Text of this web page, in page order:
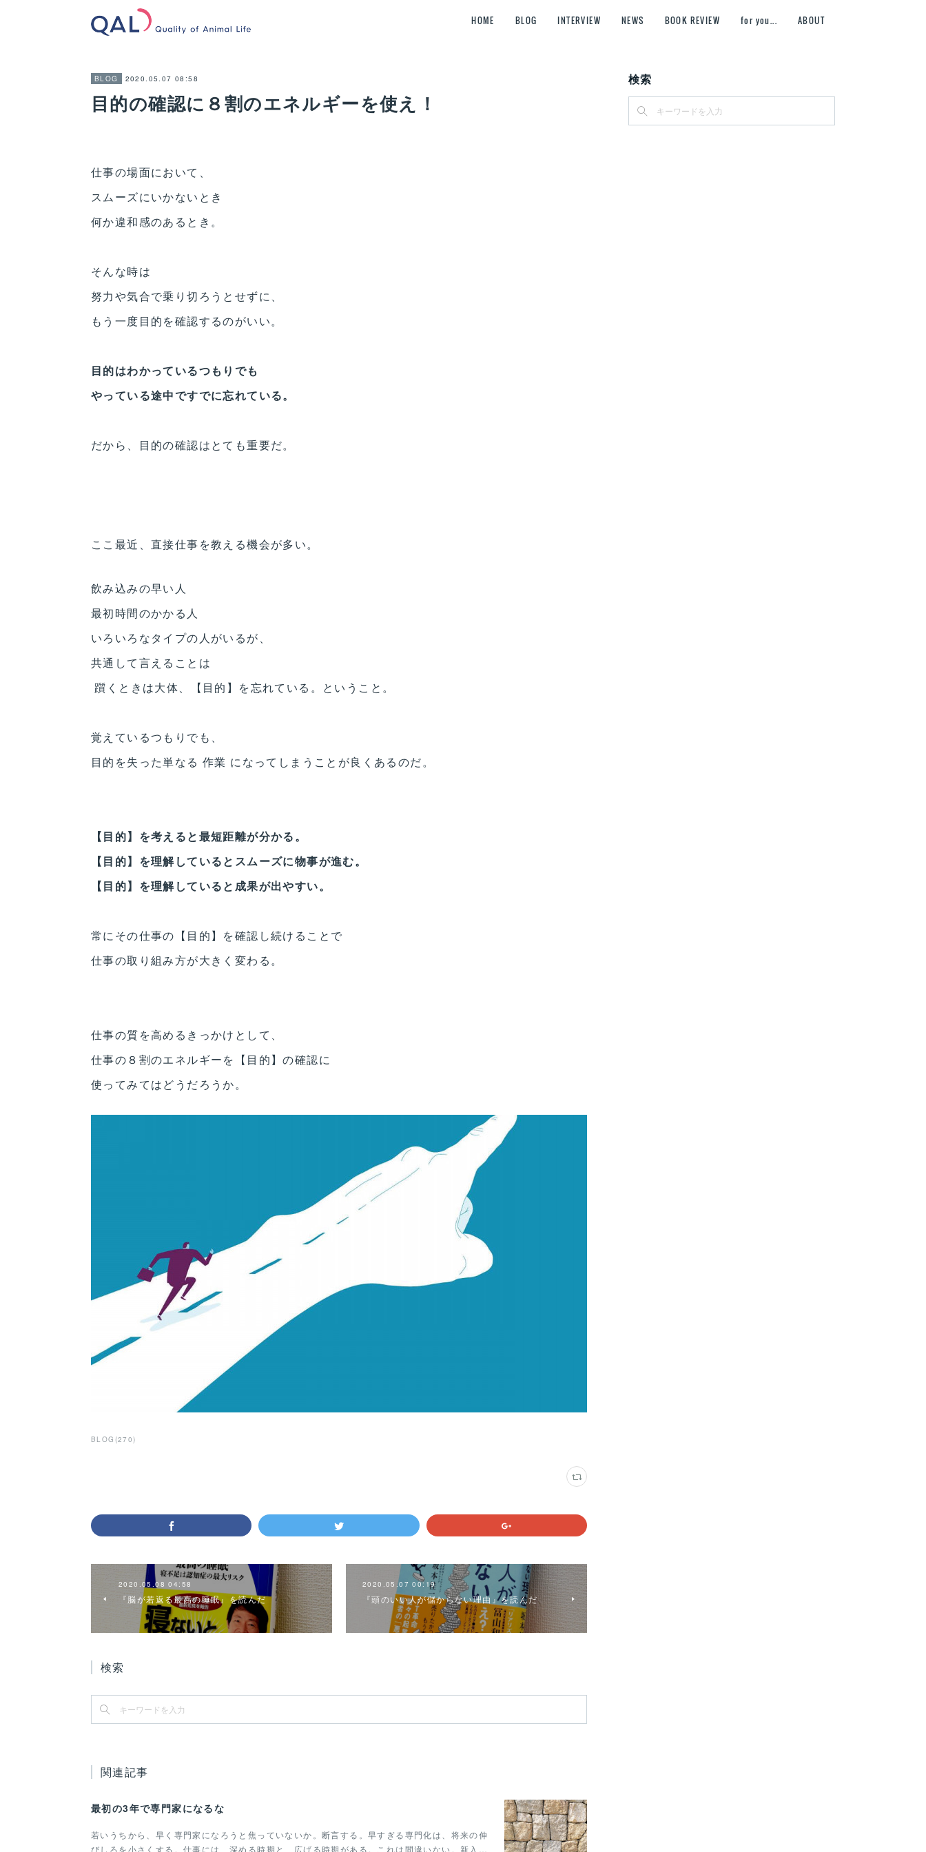
HOME BLOG INTERVIEW NEWS BOOK REVIEW for you... ABOUT
BLOG 2020.05.07 08:58
目的の確認に８割のエネルギーを使え！
仕事の場面において、
スムーズにいかないとき
何か違和感のあるとき。
そんな時は
努力や気合で乗り切ろうとせずに、
もう一度目的を確認するのがいい。
目的はわかっているつもりでも
やっている途中ですでに忘れている。
だから、目的の確認はとても重要だ。
ここ最近、直接仕事を教える機会が多い。
飲み込みの早い人
最初時間のかかる人
いろいろなタイプの人がいるが、
共通して言えることは
躓くときは大体、【目的】を忘れている。ということ。
覚えているつもりでも、
目的を失った単なる 作業 になってしまうことが良くあるのだ。
【目的】を考えると最短距離が分かる。
【目的】を理解しているとスムーズに物事が進む。
【目的】を理解していると成果が出やすい。
常にその仕事の【目的】を確認し続けることで
仕事の取り組み方が大きく変わる。
仕事の質を高めるきっかけとして、
仕事の８割のエネルギーを【目的】の確認に
使ってみてはどうだろうか。
BLOG (270)
2020.05.08 04:58
『脳が若返る最高の睡眠』を読んだ
2020.05.07 00:19
『頭のいい人が儲からない理由』を読んだ
検索
関連記事
最初の3年で専門家になるな
若いうちから、早く専門家になろうと焦っていないか。断言する。早すぎる専門化は、将来の伸
びしろを小さくする。仕事には、深める時期と、広げる時期がある。これは間違いない。新入…
検索